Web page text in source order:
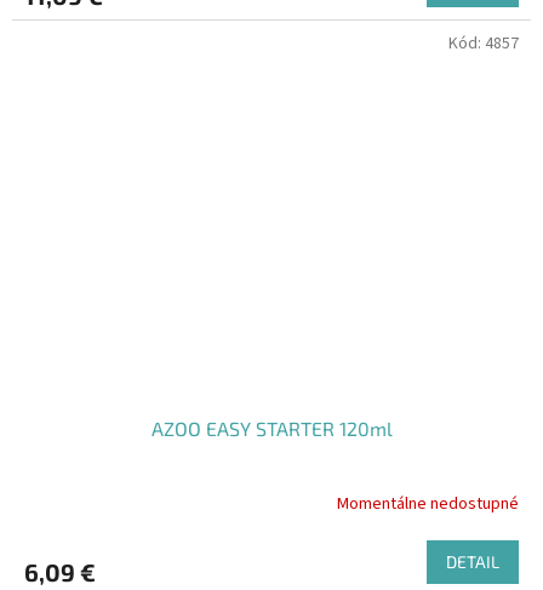
AZOO EASY STARTER 120ml
Momentálne nedostupné
6,09 € DETAIL
Kód: 4857